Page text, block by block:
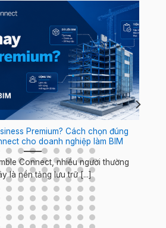
Premium? Cách chọn đúng
cho doanh nghiệp làm BIM
Connect, nhiều người thường
là nền tảng lưu trữ [...]